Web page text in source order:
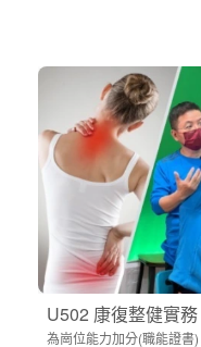
U502 康復整健實務
為崗位能力加分(職能證書)